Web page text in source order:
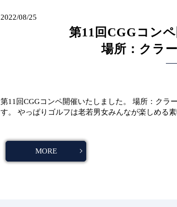
2022/08/25
第11回CGGコン
場所：クラ
第11回CGGコンペ開催いたしました。 場所：クラ
す。 やっぱりゴルフは老若男女みんなが楽しめる
MORE